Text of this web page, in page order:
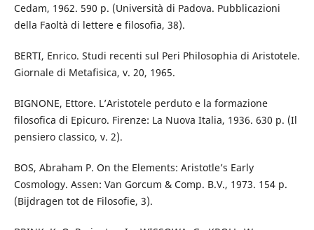
Cedam, 1962. 590 p. (Università di Padova. Pubblicazioni
della Faoltà di lettere e filosofia, 38).
BERTI, Enrico. Studi recenti sul Peri Philosophia di Aristotele.
Giornale di Metafisica, v. 20, 1965.
BIGNONE, Ettore. L’Aristotele perduto e la formazione
filosofica di Epicuro. Firenze: La Nuova Italia, 1936. 630 p. (Il
pensiero classico, v. 2).
BOS, Abraham P. On the Elements: Aristotle’s Early
Cosmology. Assen: Van Gorcum & Comp. B.V., 1973. 154 p.
(Bijdragen tot de Filosofie, 3).